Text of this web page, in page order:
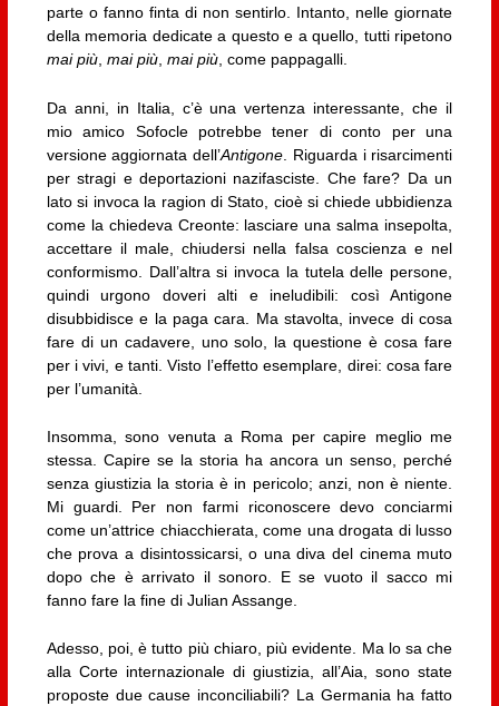
parte o fanno finta di non sentirlo. Intanto, nelle giornate
della memoria dedicate a questo e a quello, tutti ripetono
mai più, mai più, mai più, come pappagalli.
Da anni, in Italia, c’è una vertenza interessante, che il
mio amico Sofocle potrebbe tener di conto per una
versione aggiornata dell’Antigone . Riguarda i risarcimenti
per stragi e deportazioni nazifasciste. Che fare? Da un
lato si invoca la ragion di Stato, cioè si chiede ubbidienza
come la chiedeva Creonte: lasciare una salma insepolta,
accettare il male, chiudersi nella falsa coscienza e nel
conformismo. Dall’altra si invoca la tutela delle persone,
quindi urgono doveri alti e ineludibili: così Antigone
disubbidisce e la paga cara. Ma stavolta, invece di cosa
fare di un cadavere, uno solo, la questione è cosa fare
per i vivi, e tanti. Visto l’effetto esemplare, direi: cosa fare
per l’umanità.
Insomma, sono venuta a Roma per capire meglio me
stessa. Capire se la storia ha ancora un senso, perché
senza giustizia la storia è in pericolo; anzi, non è niente.
Mi guardi. Per non farmi riconoscere devo conciarmi
come un’attrice chiacchierata, come una drogata di lusso
che prova a disintossicarsi, o una diva del cinema muto
dopo che è arrivato il sonoro. E se vuoto il sacco mi
fanno fare la fine di Julian Assange.
Adesso, poi, è tutto più chiaro, più evidente. Ma lo sa che
alla Corte internazionale di giustizia, all’Aia, sono state
proposte due cause inconciliabili? La Germania ha fatto